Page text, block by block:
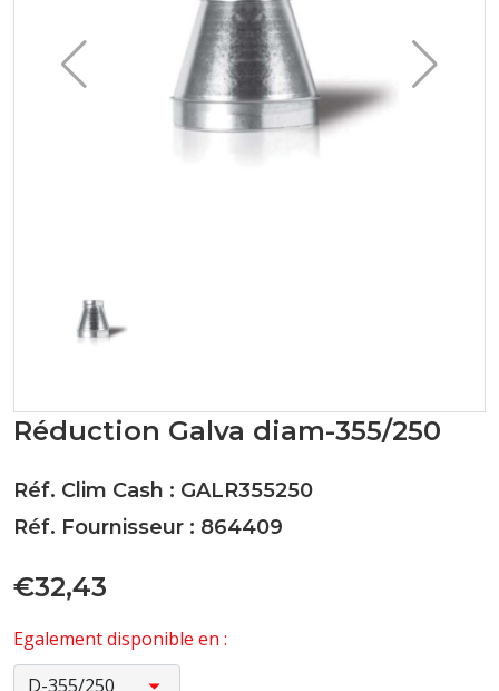
Réduction Galva diam-355/250
Réf. Clim Cash : GALR355250
Réf. Fournisseur : 864409
€32,43
Egalement disponible en :